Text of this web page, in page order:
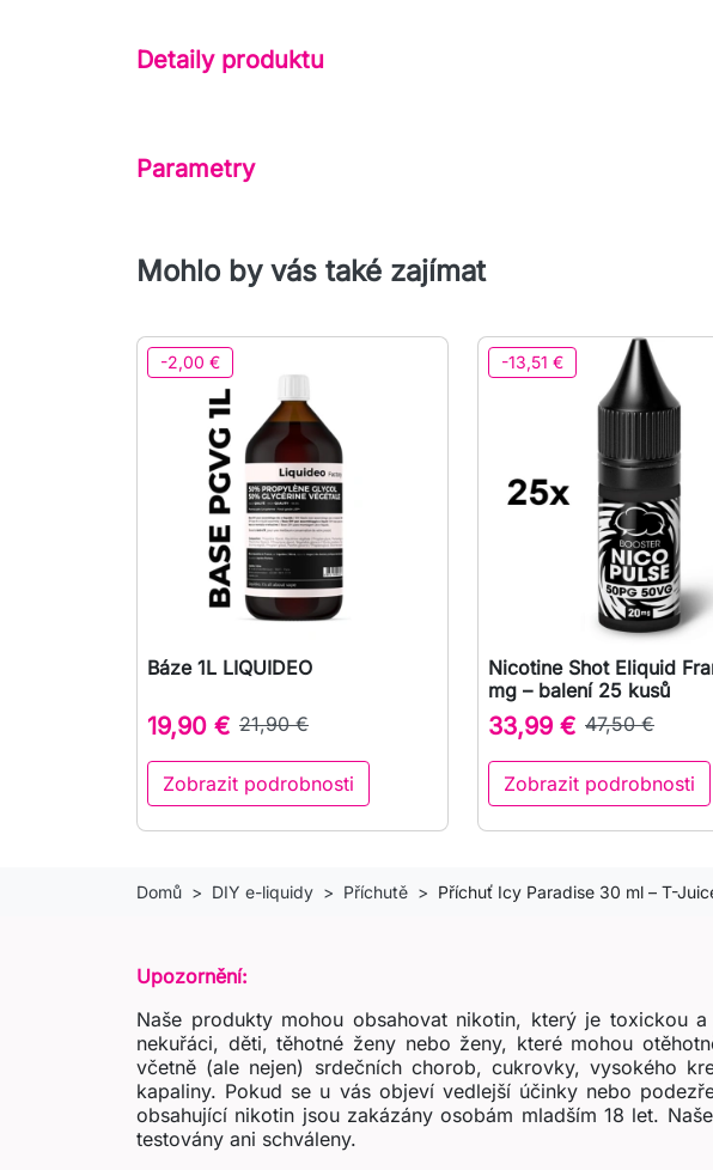
Detaily produktu
Parametry
Mohlo by vás také zajímat
-2,00 €
 Rychlý náhled
Báze 1L LIQUIDEO
19,90 € 21,90 €
Zobrazit podrobnosti
-13,51 €
 Rychlý náhled
Nicotine Shot Eliquid
mg – balení 25 kusů
33,99 € 47,50 €
Zobrazit podrobnosti
Domů DIY e-liquidy Příchutě Příchuť Icy Paradise 30 ml – T-
Upozornění:
Naše produkty mohou obsahovat nikotin, který je toxickou
nekuřáci, děti, těhotné ženy nebo ženy, které mohou
včetně (ale nejen) srdečních chorob, cukrovky, vysokého
kapaliny. Pokud se u vás objeví vedlejší účinky nebo
obsahující nikotin jsou zakázány osobám mladším 18 let.
testovány ani schváleny.